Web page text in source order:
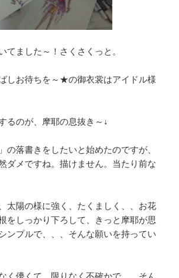
てました～！さくさくっと。
しお待ちを～★の御衣裳はアイドル様
るのが、摩耶の息抜き～↓
の落書きをしたいと始めたのですが、
ダメですね。描けません。当たり前な
太陽の様に強く、たくましく、、お花
をしっかり下ろして、きっと摩耶が思
ンプルで、、、そんな願いを持ってい